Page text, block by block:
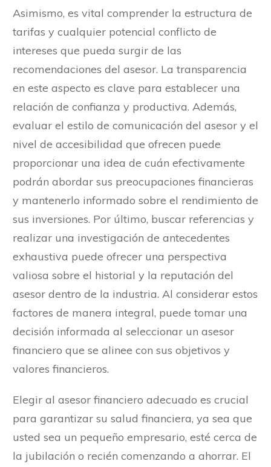
Asimismo, es vital comprender la estructura de
tarifas y cualquier potencial conflicto de
intereses que pueda surgir de las
recomendaciones del asesor. La transparencia
en este aspecto es clave para establecer una
relación de confianza y productiva. Además,
evaluar el estilo de comunicación del asesor y el
nivel de accesibilidad que ofrecen puede
proporcionar una idea de cuán efectivamente
podrán abordar sus preocupaciones financieras
y mantenerlo informado sobre el rendimiento de
sus inversiones. Por último, buscar referencias y
realizar una investigación de antecedentes
exhaustiva puede ofrecer una perspectiva
valiosa sobre el historial y la reputación del
asesor dentro de la industria. Al considerar estos
factores de manera integral, puede tomar una
decisión informada al seleccionar un asesor
financiero que se alinee con sus objetivos y
valores financieros.
Elegir al asesor financiero adecuado es crucial
para garantizar su salud financiera, ya sea que
usted sea un pequeño empresario, esté cerca de
la jubilación o recién comenzando a ahorrar. El